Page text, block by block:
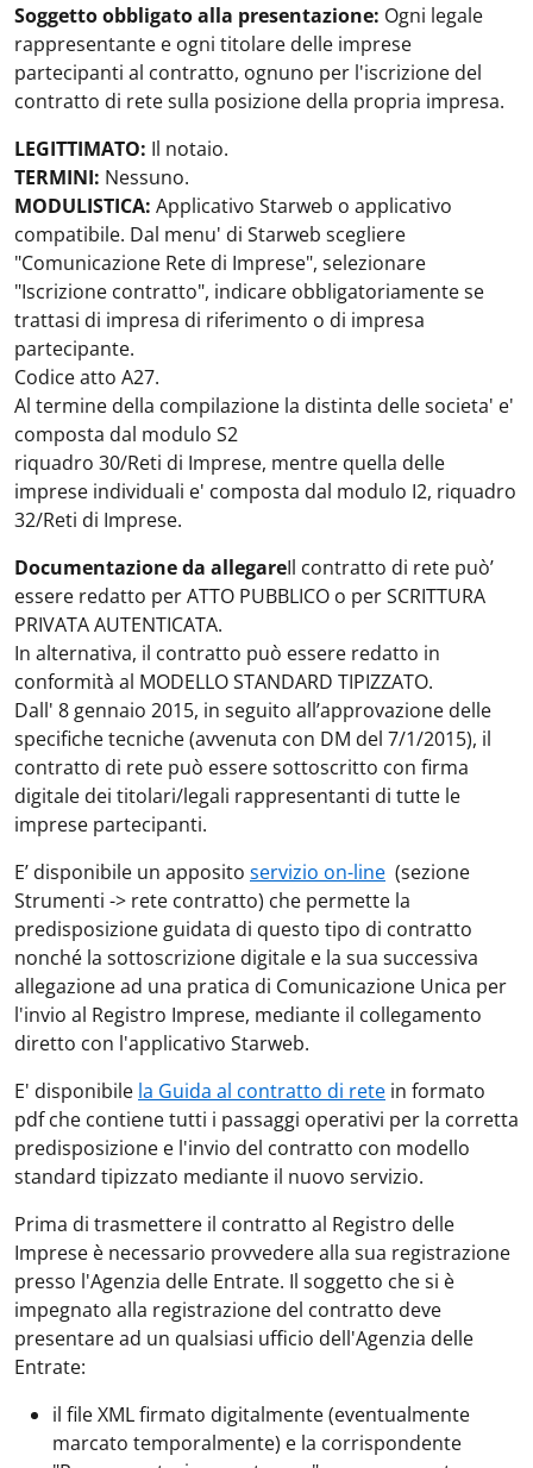
Soggetto obbligato alla presentazione: Ogni legale
rappresentante e ogni titolare delle imprese
partecipanti al contratto, ognuno per l'iscrizione del
contratto di rete sulla posizione della propria impresa.
LEGITTIMATO: Il notaio.
TERMINI: Nessuno.
MODULISTICA: Applicativo Starweb o applicativo
compatibile. Dal menu' di Starweb scegliere
"Comunicazione Rete di Imprese", selezionare
"Iscrizione contratto", indicare obbligatoriamente se
trattasi di impresa di riferimento o di impresa
partecipante.
Codice atto A27.
Al termine della compilazione la distinta delle societa' e'
composta dal modulo S2
riquadro 30/Reti di Imprese, mentre quella delle
imprese individuali e' composta dal modulo I2, riquadro
32/Reti di Imprese.
Documentazione da allegareIl contratto di rete può’
essere redatto per ATTO PUBBLICO o per SCRITTURA
PRIVATA AUTENTICATA.
In alternativa, il contratto può essere redatto in
conformità al MODELLO STANDARD TIPIZZATO.
Dall' 8 gennaio 2015, in seguito all’approvazione delle
specifiche tecniche (avvenuta con DM del 7/1/2015), il
contratto di rete può essere sottoscritto con firma
digitale dei titolari/legali rappresentanti di tutte le
imprese partecipanti.
E’ disponibile un apposito servizio on-line (sezione
Strumenti -> rete contratto) che permette la
predisposizione guidata di questo tipo di contratto
nonché la sottoscrizione digitale e la sua successiva
allegazione ad una pratica di Comunicazione Unica per
l'invio al Registro Imprese, mediante il collegamento
diretto con l'applicativo Starweb.
E' disponibile la Guida al contratto di rete in formato
pdf che contiene tutti i passaggi operativi per la corretta
predisposizione e l'invio del contratto con modello
standard tipizzato mediante il nuovo servizio.
Prima di trasmettere il contratto al Registro delle
Imprese è necessario provvedere alla sua registrazione
presso l'Agenzia delle Entrate. Il soggetto che si è
impegnato alla registrazione del contratto deve
presentare ad un qualsiasi ufficio dell'Agenzia delle
Entrate:
il file XML firmato digitalmente (eventualmente
marcato temporalmente) e la corrispondente